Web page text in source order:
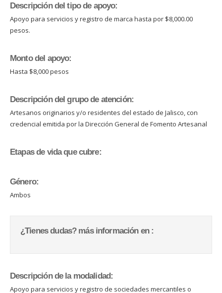
Descripción del tipo de apoyo:
Apoyo para servicios y registro de marca hasta por $8,000.00
pesos.
Monto del apoyo:
Hasta $8,000 pesos
Descripción del grupo de atención:
Artesanos originarios y/o residentes del estado de Jalisco, con
credencial emitida por la Dirección General de Fomento Artesanal
Etapas de vida que cubre:
Género:
Ambos
¿Tienes dudas? más información en :
Descripción de la modalidad:
Apoyo para servicios y registro de sociedades mercantiles o